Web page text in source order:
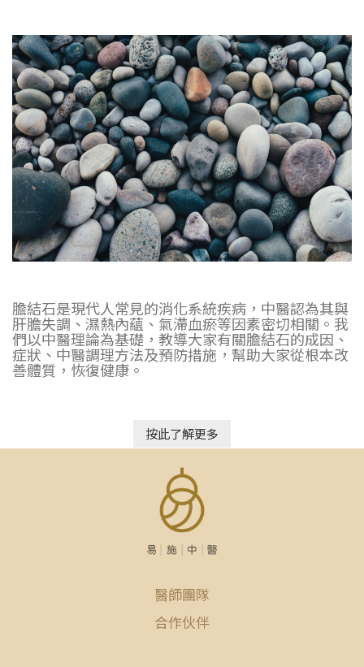
膽結石是現代人常見的消化系統疾病，中醫認為其與
肝膽失調、濕熱內蘊、氣滯血瘀等因素密切相關。我
們以中醫理論為基礎，教導大家有關膽結石的成因、
症狀、中醫調理方法及預防措施，幫助大家從根本改
善體質，恢復健康。
按此了解更多
醫師團隊
合作伙伴